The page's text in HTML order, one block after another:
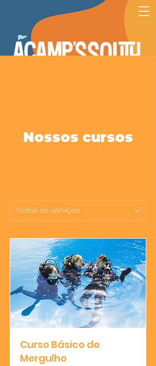
Nossos cursos
Todos os serviços
Curso Básico de
Mergulho